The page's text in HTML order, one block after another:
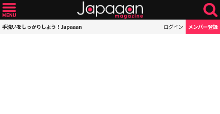
手洗いをしっかりしよう！Japaaan ログイン メンバー登録